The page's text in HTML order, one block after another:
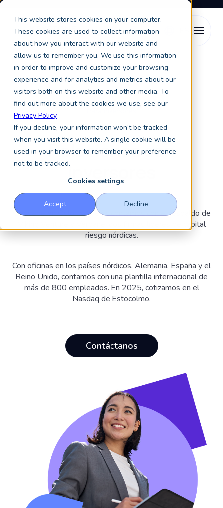
This website stores cookies on your computer.
These cookies are used to collect information
about how you interact with our website and
allow us to remember you. We use this information
in order to improve and customize your browsing
experience and for analytics and metrics about our
visitors both on this website and other media. To
find out more about the cookies we use, see our
Privacy Policy
If you decline, your information won’t be tracked
when you visit this website. A single cookie will be
used in your browser to remember your preference
not to be tracked.
Cookies settings
Accept Decline
Sobre nosotros Relaciones con inversores
Relaciones con
inversores
Con sede en Oslo, Noruega, contamos con el respaldo de
Viking Venture y Verdane, dos firmas líderes de capital
riesgo nórdicas.
Con oficinas en los países nórdicos, Alemania, España y el
Reino Unido, contamos con una plantilla internacional de
más de 800 empleados. En 2025, cotizamos en el
Nasdaq de Estocolmo.
Contáctanos